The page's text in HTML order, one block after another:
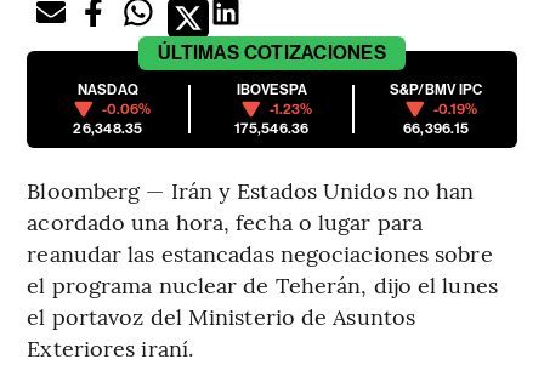
ÚLTIMAS COTIZACIONES
NASDAQ
-0.06%
26,348.35
IBOVESPA
-1.23%
175,546.36
S&P/BMV IPC
-0.19%
66,396.15
Bloomberg — Irán y Estados Unidos no han
acordado una hora, fecha o lugar para
reanudar las estancadas negociaciones sobre
el programa nuclear de Teherán, dijo el lunes
el portavoz del Ministerio de Asuntos
Exteriores iraní.